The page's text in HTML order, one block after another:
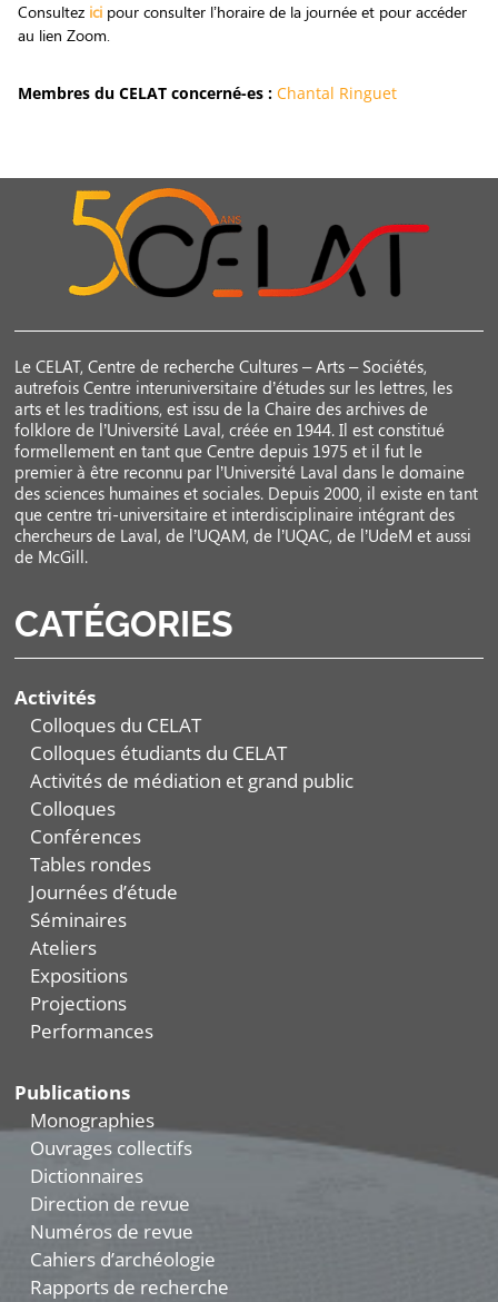
Consultez icipour consulter l’horaire de la journée et pour accéder
au lien Zoom.
Membres du CELAT concerné-es : Chantal Ringuet
Le CELAT, Centre de recherche Cultures – Arts – Sociétés,
autrefois Centre interuniversitaire d’études sur les lettres, les
arts et les traditions, est issu de la Chaire des archives de
folklore de l’Université Laval, créée en 1944. Il est constitué
formellement en tant que Centre depuis 1975 et il fut le
premier à être reconnu par l’Université Laval dans le domaine
des sciences humaines et sociales. Depuis 2000, il existe en tant
que centre tri-universitaire et interdisciplinaire intégrant des
chercheurs de Laval, de l’UQAM, de l’UQAC, de l’UdeM et aussi
de McGill.
CATÉGORIES
Activités
Colloques du CELAT
Colloques étudiants du CELAT
Activités de médiation et grand public
Colloques
Conférences
Tables rondes
Journées d’étude
Séminaires
Ateliers
Expositions
Projections
Performances
Publications
Monographies
Ouvrages collectifs
Dictionnaires
Direction de revue
Numéros de revue
Cahiers d’archéologie
Rapports de recherche